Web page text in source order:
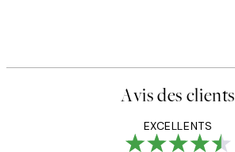
Avis des clients
EXCELLENTS